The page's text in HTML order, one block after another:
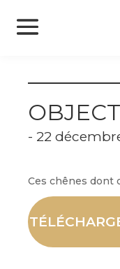
Panneau de gestion
- 22
Ces chênes dont